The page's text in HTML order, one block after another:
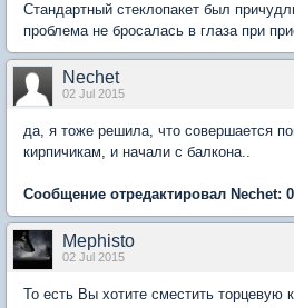
Стандартный стеклопакет был
проблема не бросалась в глаза при
Nechet
02 Jul 2015
да, я тоже решила, что совершается
кирпичикам, и начали с балкона..
Сообщение отредактировал Nechet:
Mephisto
02 Jul 2015
То есть Вы хотите сместить торцевую